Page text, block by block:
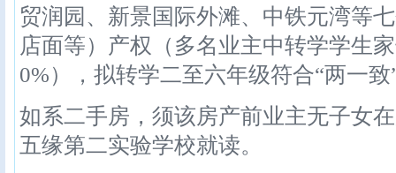
贸润园、新景国际外滩、中铁元湾等
店面等）产权（多名业主中转学学生
0%），拟转学二至六年级符合“两一
如系二手房，须该房产前业主无子女
五缘第二实验学校就读。